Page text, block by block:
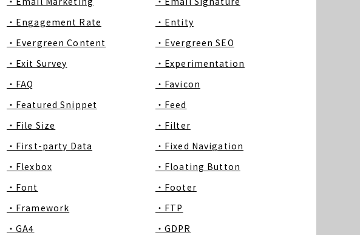
・Engagement Rate
・Entity
・Evergreen Content
・Evergreen SEO
・Exit Survey
・Experimentation
・FAQ
・Favicon
・Featured Snippet
・Feed
・File Size
・Filter
・First-party Data
・Fixed Navigation
・Flexbox
・Floating Button
・Font
・Footer
・Framework
・FTP
・GA4
・GDPR